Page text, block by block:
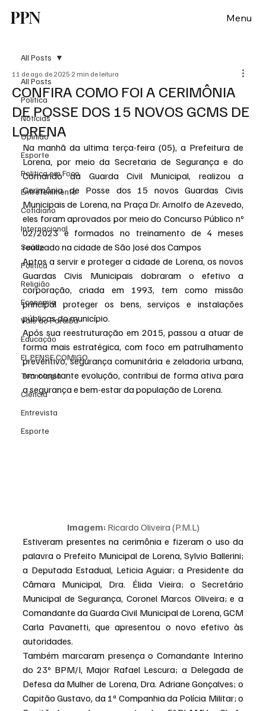
PPN Menu
All Posts
Política
Notícias
Opinião
Esporte
Politica em Foco
Entretenimento
Cotidiano
Internacional
Saúde
Politica
Religião
Economia
Vale do Paraiba
Educação
EI, PENSE COMIGO.
Tecnologia
Ciência
Entrevista
Esporte
All Posts
CONFIRA COMO FOI A CERIMÔNIA
DE POSSE DOS 15 NOVOS GCMS DE
LORENA
11 de ago. de 2025 2 min de leitura
Na manhã da ultima terça-feira (05), a Prefeitura de
Lorena, por meio da Secretaria de Segurança e do
Comando da Guarda Civil Municipal, realizou a
Cerimônia de Posse dos 15 novos Guardas Civis
Municipais de Lorena, na Praça Dr. Arnolfo de Azevedo,
eles foram aprovados por meio do Concurso Público nº
02/2023 e formados no treinamento de 4 meses
realizado na cidade de São José dos Campos
Aptos a servir e proteger a cidade de Lorena, os novos
Guardas Civis Municipais dobraram o efetivo a
corporação, criada em 1993, tem como missão
principal proteger os bens, serviços e instalações
públicas do município.
Após sua reestruturação em 2015, passou a atuar de
forma mais estratégica, com foco em patrulhamento
preventivo, segurança comunitária e zeladoria urbana,
em constante evolução, contribui de forma ativa para
a segurança e bem-estar da população de Lorena.
Imagem: Ricardo Oliveira (P.M.L)
Estiveram presentes na cerimônia e fizeram o uso da
palavra o Prefeito Municipal de Lorena, Sylvio Ballerini;
a Deputada Estadual, Leticia Aguiar; a Presidente da
Câmara Municipal, Dra. Élida Vieira; o Secretário
Municipal de Segurança, Coronel Marcos Oliveira; e a
Comandante da Guarda Civil Municipal de Lorena, GCM
Carla Pavanetti, que apresentou o novo efetivo às
autoridades.
Também marcaram presença o Comandante Interino
do 23º BPM/I, Major Rafael Lescura; a Delegada de
Defesa da Mulher de Lorena, Dra. Adriane Gonçalves; o
Capitão Gustavo, da 1ª Companhia da Polícia Militar; o